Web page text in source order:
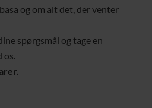
og om alt det, der venter
spørgsmål og tage en
os.